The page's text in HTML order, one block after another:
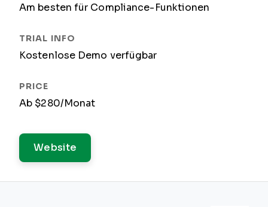
Am besten für Compliance-Funktionen
Kostenlose Demo verfügbar
Ab $280/Monat
Website